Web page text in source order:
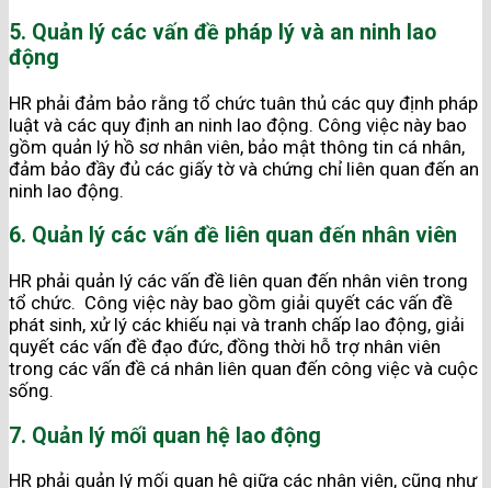
5. Quản lý các vấn đề pháp lý và an ninh lao
động
HR phải đảm bảo rằng tổ chức tuân thủ các quy định pháp
luật và các quy định an ninh lao động. Công việc này bao
gồm quản lý hồ sơ nhân viên, bảo mật thông tin cá nhân,
đảm bảo đầy đủ các giấy tờ và chứng chỉ liên quan đến an
ninh lao động.
6. Quản lý các vấn đề liên quan đến nhân viên
HR phải quản lý các vấn đề liên quan đến nhân viên trong
tổ chức. Công việc này bao gồm giải quyết các vấn đề
phát sinh, xử lý các khiếu nại và tranh chấp lao động, giải
quyết các vấn đề đạo đức, đồng thời hỗ trợ nhân viên
trong các vấn đề cá nhân liên quan đến công việc và cuộc
sống.
7. Quản lý mối quan hệ lao động
HR phải quản lý mối quan hệ giữa các nhân viên, cũng như